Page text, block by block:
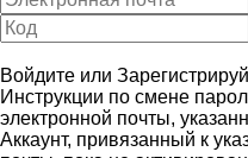
Войдите или
Инструкции по смене
электронной почты,
Аккаунт, привязанный к